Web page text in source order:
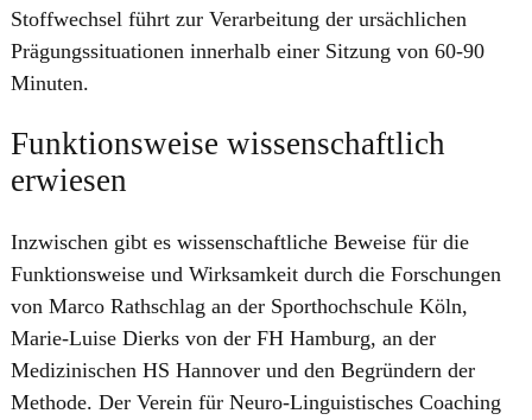
Stoffwechsel führt zur Verarbeitung der ursächlichen
Prägungssituationen innerhalb einer Sitzung von 60-90
Minuten.
Funktionsweise wissenschaftlich
erwiesen
Inzwischen gibt es wissenschaftliche Beweise für die
Funktionsweise und Wirksamkeit durch die Forschungen
von Marco Rathschlag an der Sporthochschule Köln,
Marie-Luise Dierks von der FH Hamburg, an der
Medizinischen HS Hannover und den Begründern der
Methode. Der Verein für Neuro-Linguistisches Coaching